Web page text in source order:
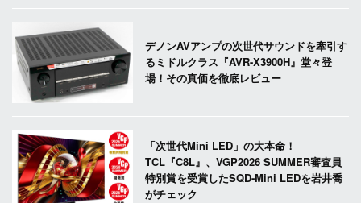
デノンAVアンプの次世代サウンドを牽引す
るミドルクラス『AVR-X3900H』堂々登
場！その真価を徹底レビュー
「次世代Mini LED」の大本命！
TCL『C8L』、VGP2026 SUMMER審査員
特別賞を受賞したSQD-Mini LEDを岩井喬
がチェック